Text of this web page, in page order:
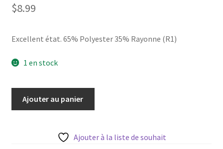
$8.99
Excellent état. 65% Polyester 35% Rayonne (R1)
1 en stock
Ajouter au panier
Ajouter à la liste de souhait